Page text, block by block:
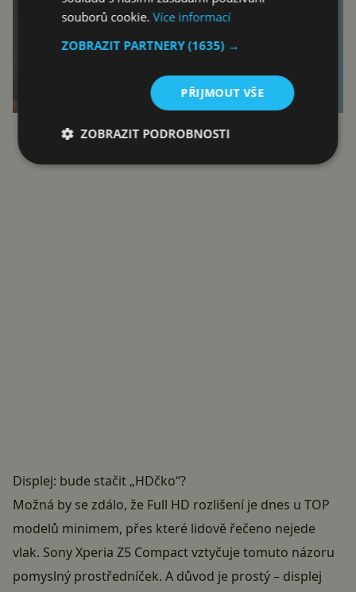
Displej: bude stačit „HDčko“?
Možná by se zdálo, že Full HD rozlišení je dnes u TOP
modelů minimem, přes které lidově řečeno nejede
vlak. Sony Xperia Z5 Compact vztyčuje tomuto názoru
pomyslný prostředníček. A důvod je prostý – displej
souborů cookie.Více informací
ZOBRAZIT PARTNERY(1635) →
PŘIJMOUT VŠE
ZOBRAZIT PODROBNOSTI